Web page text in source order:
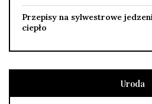
Przepisy na sylwestrowe
ciepło
Uroda